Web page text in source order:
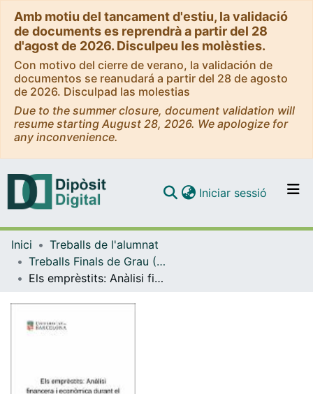
Amb motiu del tancament d'estiu, la validació
de documents es reprendrà a partir del 28
d'agost de 2026. Disculpeu les molèsties.
Con motivo del cierre de verano, la validación de
documentos se reanudará a partir del 28 de agosto
de 2026. Disculpad las molestias
Due to the summer closure, document validation will
resume starting August 28, 2026. We apologize for
any inconvenience.
Navega per tot el DD
Com publicar
Iniciar sessió (current)
Inici
Treballs de l'alumnat
Treballs Finals de Grau (TFG) - Economia
Els emprèstits: Anàlisi financera i econòmica durant el període 2007-2013